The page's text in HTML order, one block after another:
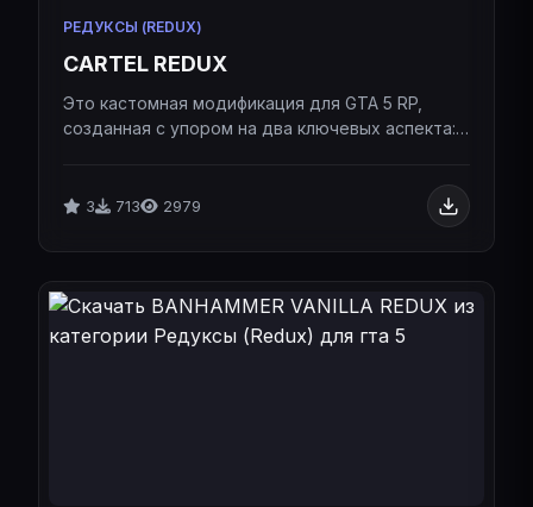
РЕДУКСЫ (REDUX)
CARTEL REDUX
Это кастомная модификация для GTA 5 RP,
созданная с упором на два ключевых аспекта:
для GTA 5 RP, созданная с упором на два
максимальную оптимизацию FPS.
3 713 2979